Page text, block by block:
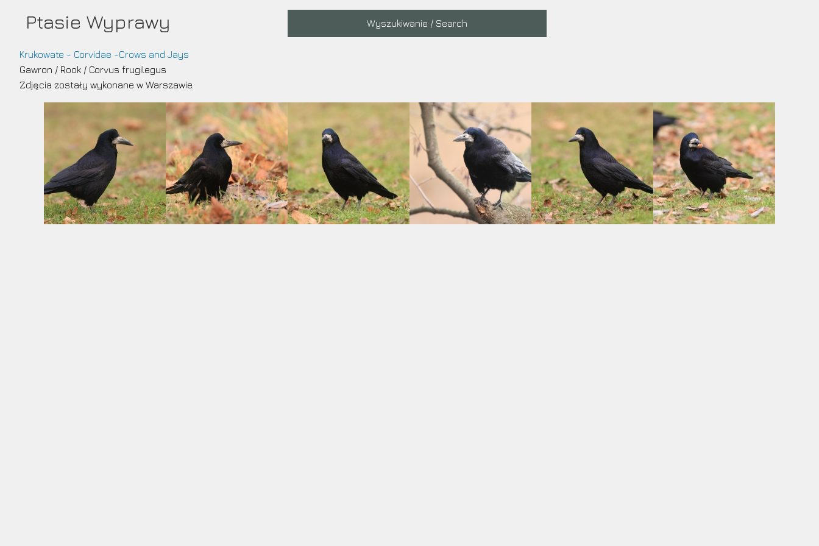
Ptasie Wyprawy
navigation
Wyszukiwanie / Search
Krukowate - Corvidae -Crows and Jays
Gawron / Rook / Corvus frugilegus
Zdjęcia zostały wykonane w Warszawie.